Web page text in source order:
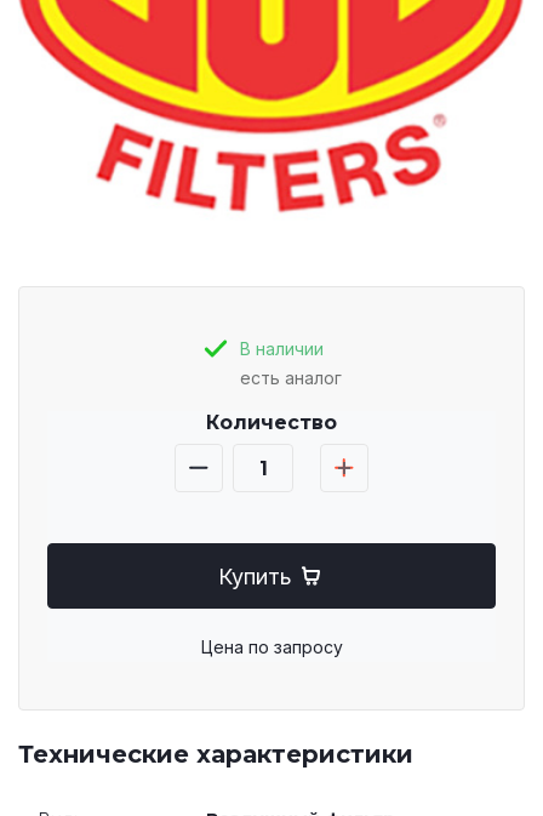
В наличии
есть аналог
Количество
Купить
Цена по запросу
Технические характеристики